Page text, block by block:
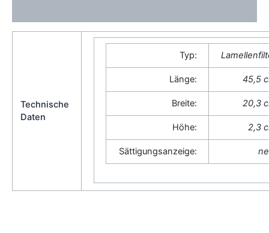
Technische
Daten
Typ:
Länge: 45,5
Breite: 20,3
Höhe: 2,3
Sättigungsanzeige: